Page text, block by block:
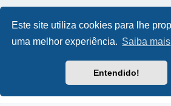
Este site utiliza cookies para lhe
uma melhor experiência. Saiba mais
Entendido!
Fórum do investidor O Fuso
Desenvolvido por phpBB® Forum